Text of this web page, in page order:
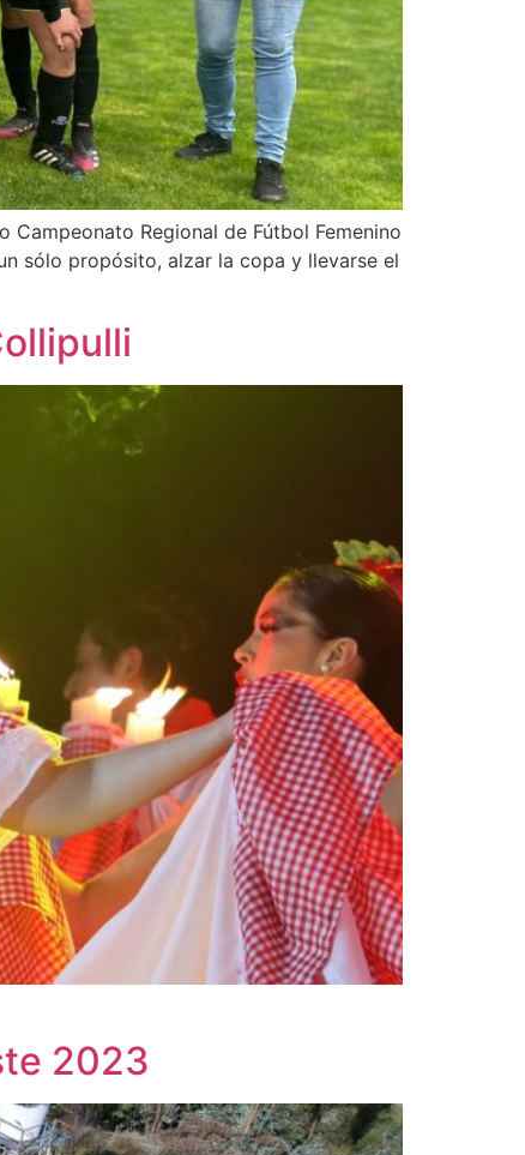
Regional de Fútbol Femenino
sólo propósito, alzar la copa y llevarse el
2023